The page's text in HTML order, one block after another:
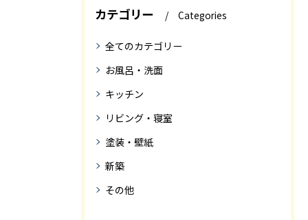
カテゴリー Categories
全てのカテゴリー
お風呂・洗面
キッチン
リビング・寝室
塗装・壁紙
新築
その他